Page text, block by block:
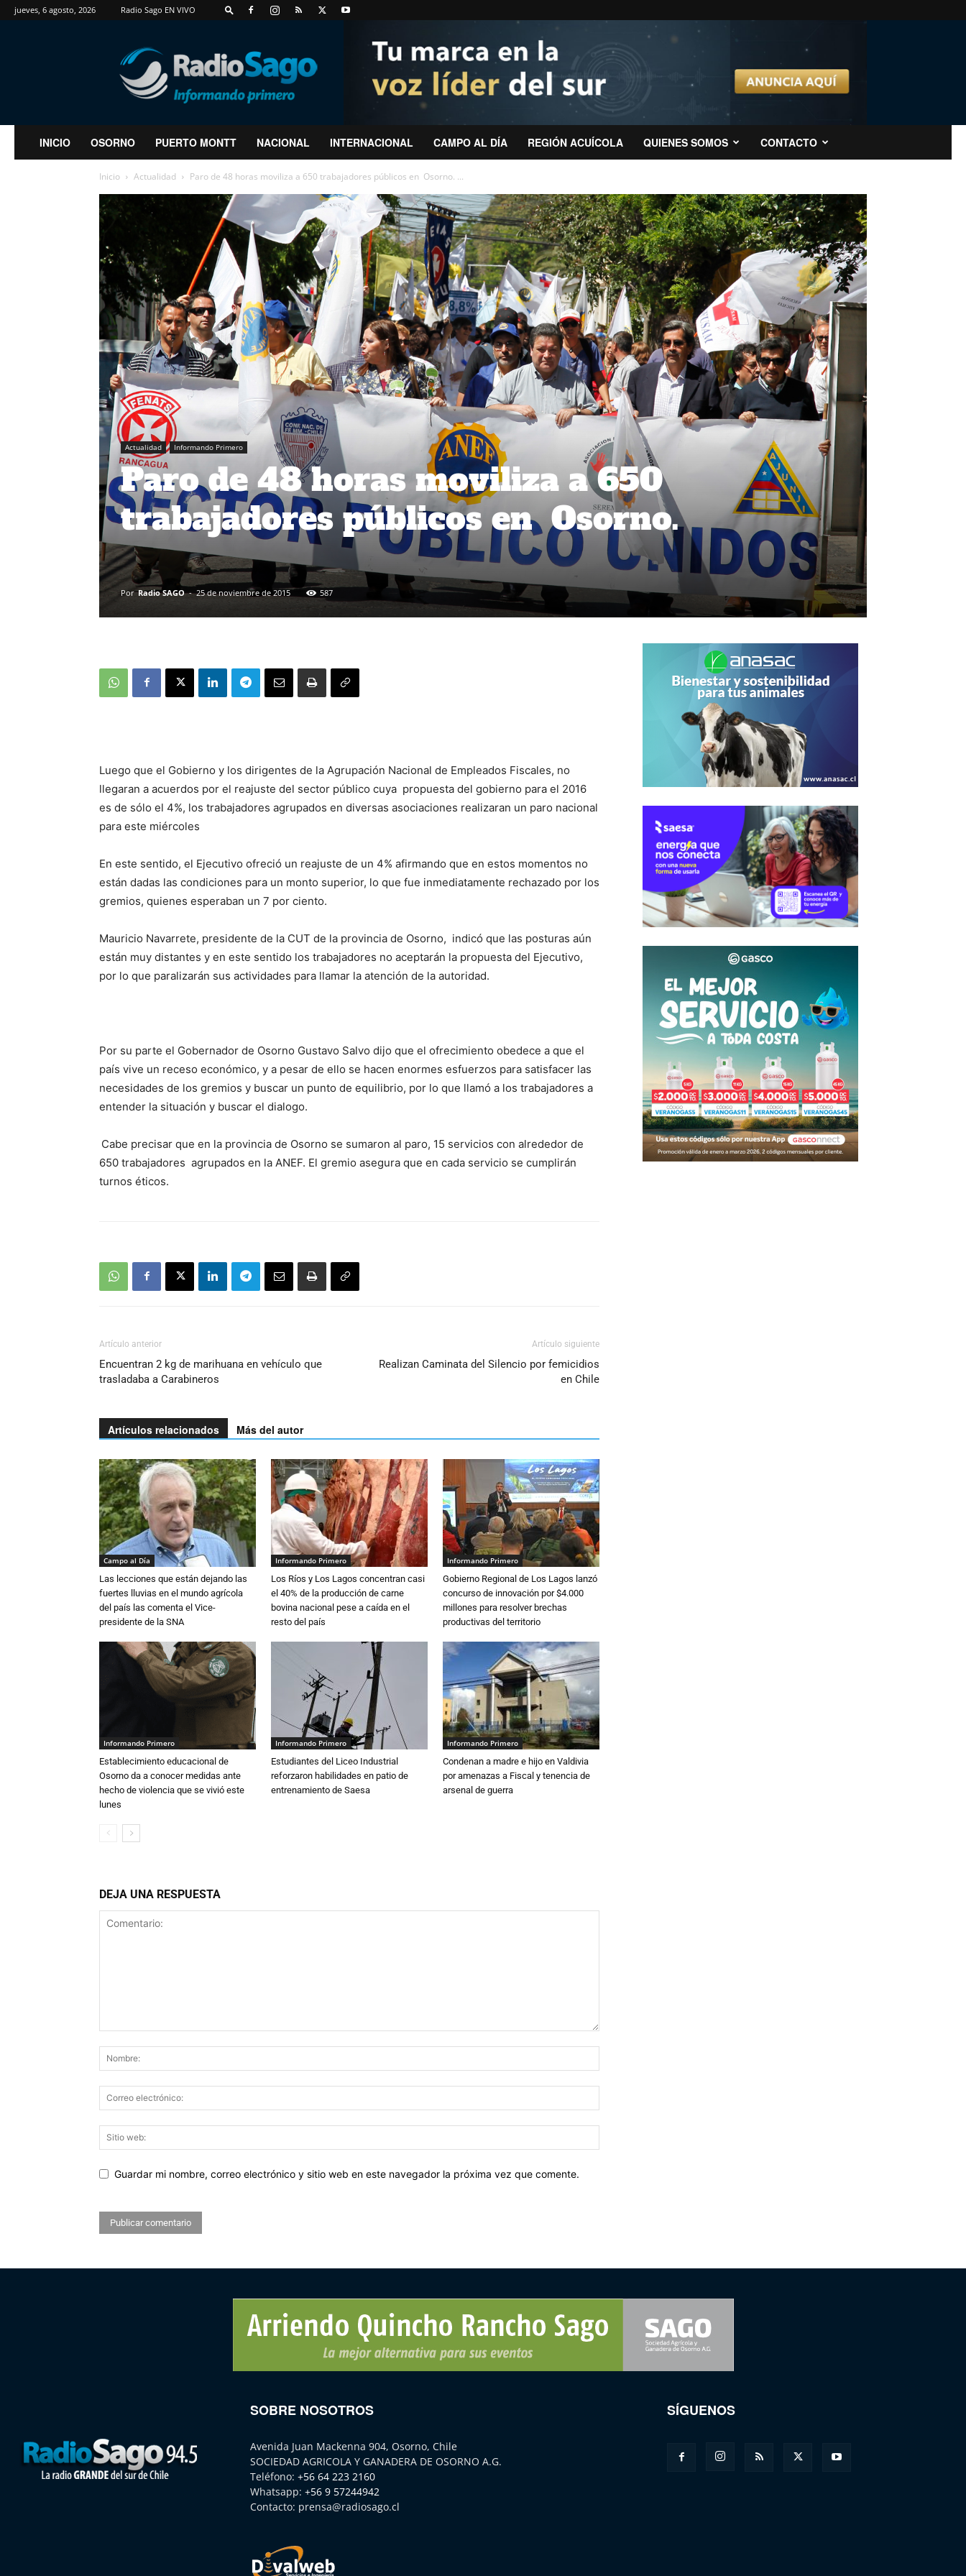
jueves, 6 agosto, 2026 Radio Sago EN VIVO
RadioSago
INICIO OSORNO PUERTO MONTT NACIONAL INTERNACIONAL CAMPO AL DÍA REGIÓN ACUÍCOLA QUIENES SOMOS CONTACTO
Inicio Actualidad Paro de 48 horas moviliza a 650 trabajadores públicos en Osorno. ...
Actualidad Informando Primero
Paro de 48 horas moviliza a 650
trabajadores públicos en Osorno.
Por Radio SAGO - 25 de noviembre de 2015 587
Luego que el Gobierno y los dirigentes de la Agrupación Nacional de Empleados Fiscales, no
llegaran a acuerdos por el reajuste del sector público cuya propuesta del gobierno para el 2016
es de sólo el 4%, los trabajadores agrupados en diversas asociaciones realizaran un paro nacional
para este miércoles
En este sentido, el Ejecutivo ofreció un reajuste de un 4% afirmando que en estos momentos no
están dadas las condiciones para un monto superior, lo que fue inmediatamente rechazado por los
gremios, quienes esperaban un 7 por ciento.
Mauricio Navarrete, presidente de la CUT de la provincia de Osorno, indicó que las posturas aún
están muy distantes y en este sentido los trabajadores no aceptarán la propuesta del Ejecutivo,
por lo que paralizarán sus actividades para llamar la atención de la autoridad.
Por su parte el Gobernador de Osorno Gustavo Salvo dijo que el ofrecimiento obedece a que el
país vive un receso económico, y a pesar de ello se hacen enormes esfuerzos para satisfacer las
necesidades de los gremios y buscar un punto de equilibrio, por lo que llamó a los trabajadores a
entender la situación y buscar el dialogo.
Cabe precisar que en la provincia de Osorno se sumaron al paro, 15 servicios con alrededor de
650 trabajadores agrupados en la ANEF. El gremio asegura que en cada servicio se cumplirán
turnos éticos.
Artículo anterior
Encuentran 2 kg de marihuana en vehículo que
trasladaba a Carabineros
Artículo siguiente
Realizan Caminata del Silencio por femicidios
en Chile
Artículos relacionados Más del autor
Campo al Día
Las lecciones que están dejando las
fuertes lluvias en el mundo agrícola
del país las comenta el Vice-
presidente de la SNA
Informando Primero
Los Ríos y Los Lagos concentran casi
el 40% de la producción de carne
bovina nacional pese a caída en el
resto del país
Informando Primero
Gobierno Regional de Los Lagos lanzó
concurso de innovación por $4.000
millones para resolver brechas
productivas del territorio
Informando Primero
Establecimiento educacional de
Osorno da a conocer medidas ante
hecho de violencia que se vivió este
lunes
Informando Primero
Estudiantes del Liceo Industrial
reforzaron habilidades en patio de
entrenamiento de Saesa
Informando Primero
Condenan a madre e hijo en Valdivia
por amenazas a Fiscal y tenencia de
arsenal de guerra
DEJA UNA RESPUESTA
Guardar mi nombre, correo electrónico y sitio web en este navegador la próxima vez que comente.
SOBRE NOSOTROS
Avenida Juan Mackenna 904, Osorno, Chile
SOCIEDAD AGRICOLA Y GANADERA DE OSORNO A.G.
Teléfono: +56 64 223 2160
Whatsapp: +56 9 57244942
Contacto: prensa@radiosago.cl
SÍGUENOS